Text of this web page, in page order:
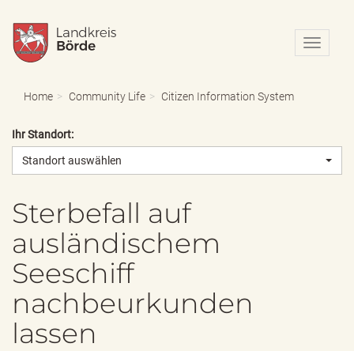
N
a
o
Home Community Life Citizen Information System
Ihr Standort:
Standort auswählen
Sterbefall auf
ausländischem
Seeschiff
nachbeurkunden
lassen